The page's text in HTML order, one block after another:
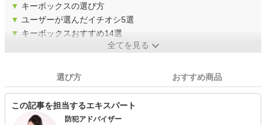
▼ キーボックスの選び方
▼ ユーザーが選んだイチオシ5選
▼ キーボックスおすすめ14選
全てを見る
選び方 おすすめ商品
この記事を担当するエキスパート
防犯アドバイザー